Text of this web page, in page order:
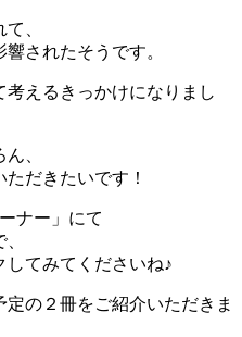
、
されたそうです。
えるきっかけになりまし
、
だきたいです！
ナー」にて
てみてくださいね♪
の２冊をご紹介いただきま